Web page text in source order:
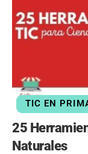
TIC EN
25
Naturales